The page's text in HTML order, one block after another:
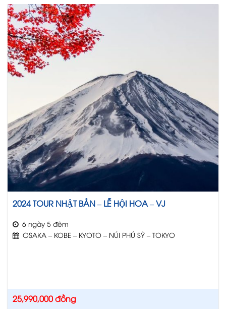
2024 TOUR NHẬT BẢN – LỄ HỘI HOA – VJ
6 ngày 5 đêm
OSAKA – KOBE – KYOTO – NÚI PHÚ SỸ – TOKYO
25,990,000đồng